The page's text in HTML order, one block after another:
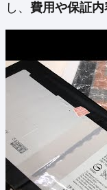
し、 費用や保証内